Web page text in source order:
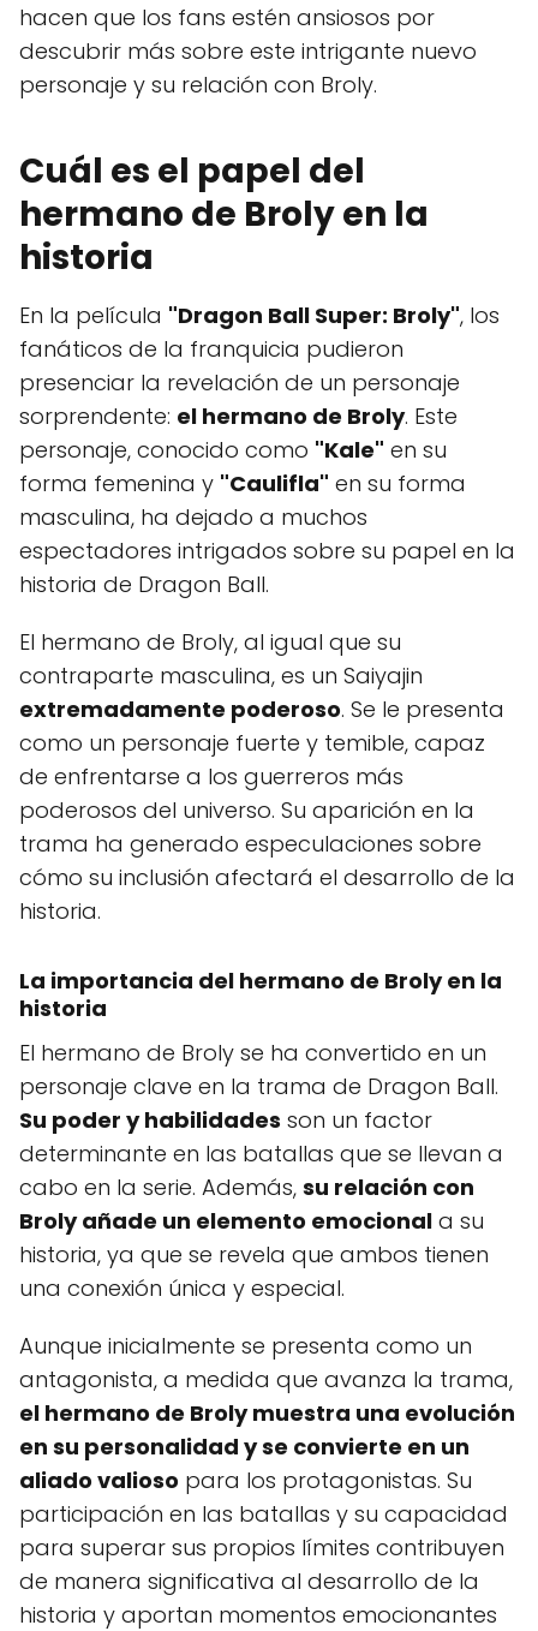
hacen que los fans estén ansiosos por
descubrir más sobre este intrigante nuevo
personaje y su relación con Broly.
Cuál es el papel del
hermano de Broly en la
historia
En la película "Dragon Ball Super: Broly", los
fanáticos de la franquicia pudieron
presenciar la revelación de un personaje
sorprendente: el hermano de Broly. Este
personaje, conocido como "Kale" en su
forma femenina y "Caulifla" en su forma
masculina, ha dejado a muchos
espectadores intrigados sobre su papel en la
historia de Dragon Ball.
El hermano de Broly, al igual que su
contraparte masculina, es un Saiyajin
extremadamente poderoso. Se le presenta
como un personaje fuerte y temible, capaz
de enfrentarse a los guerreros más
poderosos del universo. Su aparición en la
trama ha generado especulaciones sobre
cómo su inclusión afectará el desarrollo de la
historia.
La importancia del hermano de Broly en la
historia
El hermano de Broly se ha convertido en un
personaje clave en la trama de Dragon Ball.
Su poder y habilidades son un factor
determinante en las batallas que se llevan a
cabo en la serie. Además, su relación con
Broly añade un elemento emocional a su
historia, ya que se revela que ambos tienen
una conexión única y especial.
Aunque inicialmente se presenta como un
antagonista, a medida que avanza la trama,
el hermano de Broly muestra una evolución
en su personalidad y se convierte en un
aliado valioso para los protagonistas. Su
participación en las batallas y su capacidad
para superar sus propios límites contribuyen
de manera significativa al desarrollo de la
historia y aportan momentos emocionantes